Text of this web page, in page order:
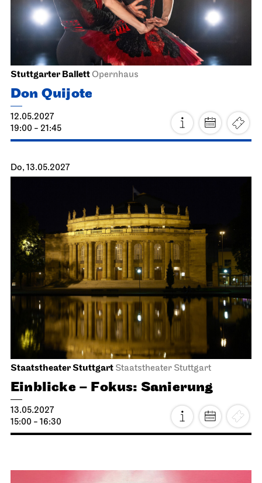
Stuttgarter BallettOpernhaus
Ballettabend
UNSER CRANKO
Eine Hommage an John Cranko
28.07.2027
19:00
2027 wäre John Cranko 100 Jahre alt geworden.
Zum Auftakt dieses Jubiläums bringt das
Stuttgarter Ballett einige dieser selten getanzten
gegründet und fundamental geprägt hat.
Mo, 19.04.2027
Staatsoper StuttgartNebenraum Kantine
Libretti lesen
19.04.2027
19:00 - 20:30